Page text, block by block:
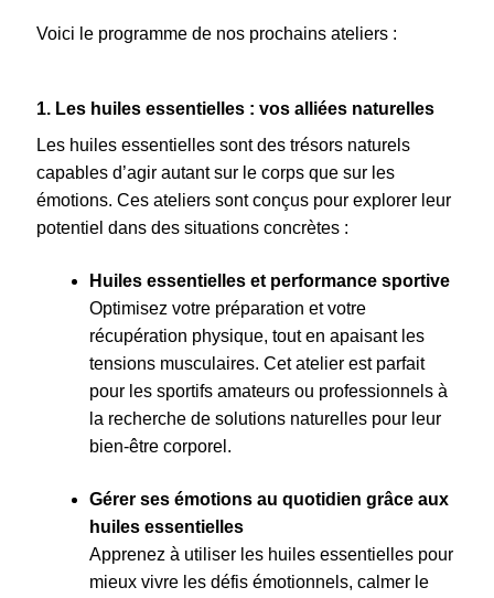
Témoignages
Voici le programme de nos prochains ateliers :
1. Les huiles essentielles : vos alliées naturelles
Les huiles essentielles sont des trésors naturels
capables d’agir autant sur le corps que sur les
émotions. Ces ateliers sont conçus pour explorer leur
potentiel dans des situations concrètes :
Huiles essentielles et performance sportive
Optimisez votre préparation et votre
récupération physique, tout en apaisant les
tensions musculaires. Cet atelier est parfait
pour les sportifs amateurs ou professionnels à
la recherche de solutions naturelles pour leur
bien-être corporel.
Gérer ses émotions au quotidien grâce aux
huiles essentielles
Apprenez à utiliser les huiles essentielles pour
mieux vivre les défis émotionnels, calmer le